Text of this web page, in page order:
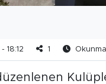
18:12 1